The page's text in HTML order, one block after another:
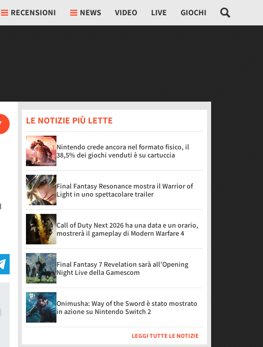
RECENSIONI NEWS VIDEO LIVE GIOCHI
LE NOTIZIE PIÙ LETTE
Nintendo crede ancora nel formato fisico, il
38,5% dei giochi venduti è su cartuccia
Final Fantasy Resonance mostra il Warrior of
Light in uno spettacolare trailer
Call of Duty Next 2026 ha una data e un orario,
mostrerà il gameplay di Modern Warfare 4
Final Fantasy 7 Revelation sarà all’Opening
Night Live della Gamescom
Onimusha: Way of the Sword è stato mostrato
in azione su Nintendo Switch 2
LEGGI TUTTE LE NOTIZIE